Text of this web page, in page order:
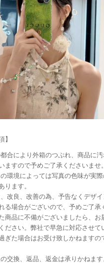
】
合により外箱のつぶれ、商品に
ますので予めご了承くださいませ。
環境によっては写真の色味が実
ります。
改良、改善の為、予告なくデザ
る場合がございので、予めご了承
商品に不備がございましたら、お
ださい。弊社で早急に対応させて
ぎた場合はお受け致しかねますの
交換、返品、返金は承りかねます